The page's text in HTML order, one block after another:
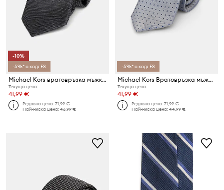
-10%
-5%* с код: FS
Michael Kors вратовръзка мъжка от коприна
Текуща цена:
41,99 €
Редовна цена:71,99 €
Най-ниска цена:46,99 €
-5%* с код: FS
Michael Kors Вратовръзка мъжка от коприна
Текуща цена:
41,99 €
Редовна цена:71,99 €
Най-ниска цена:44,99 €